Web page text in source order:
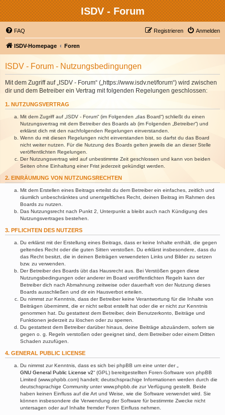
ISDV - Forum
FAQ Anmelden
Registrieren
ISDV-Homepage Foren
ISDV - Forum - Nutzungsbedingungen
Mit dem Zugriff auf „ISDV - Forum“ („https://www.isdv.net/forum“) wird zwischen
dir und dem Betreiber ein Vertrag mit folgenden Regelungen geschlossen:
1. NUTZUNGSVERTRAG
Mit dem Zugriff auf „ISDV - Forum“ (im Folgenden „das Board“) schließt du einen
Nutzungsvertrag mit dem Betreiber des Boards ab (im Folgenden „Betreiber“) und
erklärst dich mit den nachfolgenden Regelungen einverstanden.
Wenn du mit diesen Regelungen nicht einverstanden bist, so darfst du das Board
nicht weiter nutzen. Für die Nutzung des Boards gelten jeweils die an dieser Stelle
veröffentlichten Regelungen.
Der Nutzungsvertrag wird auf unbestimmte Zeit geschlossen und kann von beiden
Seiten ohne Einhaltung einer Frist jederzeit gekündigt werden.
2. EINRÄUMUNG VON NUTZUNGSRECHTEN
Mit dem Erstellen eines Beitrags erteilst du dem Betreiber ein einfaches, zeitlich und
räumlich unbeschränktes und unentgeltliches Recht, deinen Beitrag im Rahmen des
Boards zu nutzen.
Das Nutzungsrecht nach Punkt 2, Unterpunkt a bleibt auch nach Kündigung des
Nutzungsvertrages bestehen.
3. PFLICHTEN DES NUTZERS
Du erklärst mit der Erstellung eines Beitrags, dass er keine Inhalte enthält, die gegen
geltendes Recht oder die guten Sitten verstoßen. Du erklärst insbesondere, dass du
das Recht besitzt, die in deinen Beiträgen verwendeten Links und Bilder zu setzen
bzw. zu verwenden.
Der Betreiber des Boards übt das Hausrecht aus. Bei Verstößen gegen diese
Nutzungsbedingungen oder anderer im Board veröffentlichten Regeln kann der
Betreiber dich nach Abmahnung zeitweise oder dauerhaft von der Nutzung dieses
Boards ausschließen und dir ein Hausverbot erteilen.
Du nimmst zur Kenntnis, dass der Betreiber keine Verantwortung für die Inhalte von
Beiträgen übernimmt, die er nicht selbst erstellt hat oder die er nicht zur Kenntnis
genommen hat. Du gestattest dem Betreiber, dein Benutzerkonto, Beiträge und
Funktionen jederzeit zu löschen oder zu sperren.
Du gestattest dem Betreiber darüber hinaus, deine Beiträge abzuändern, sofern sie
gegen o. g. Regeln verstoßen oder geeignet sind, dem Betreiber oder einem Dritten
Schaden zuzufügen.
4. GENERAL PUBLIC LICENSE
Du nimmst zur Kenntnis, dass es sich bei phpBB um eine unter der „
GNU General Public License v2“ (GPL) bereitgestellten Foren-Software von phpBB
Limited (www.phpbb.com) handelt; deutschsprachige Informationen werden durch die
deutschsprachige Community unter www.phpbb.de zur Verfügung gestellt. Beide
haben keinen Einfluss auf die Art und Weise, wie die Software verwendet wird. Sie
können insbesondere die Verwendung der Software für bestimmte Zwecke nicht
untersagen oder auf Inhalte fremder Foren Einfluss nehmen.